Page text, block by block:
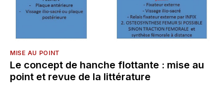
MISE AU POINT
Le concept de hanche flottante : mise au
point et revue de la littérature